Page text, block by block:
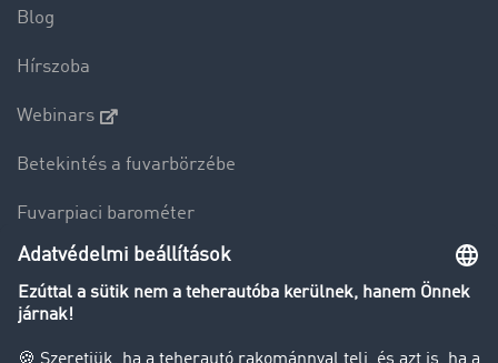
Blog
Hírszoba
Webinars
Betekintés a fuvarbörzébe
Fuvarpiaci barométer
Transzportlexikon
Tehergépkocsi-forgalomkorlátozás